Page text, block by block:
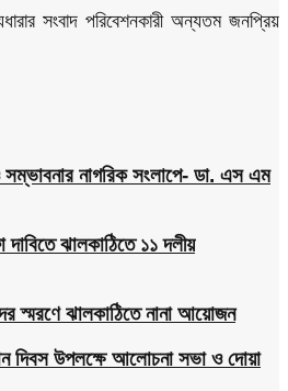
সংবাদ পরিবেশনকারী অন্যতম জনপ্রিয়
নাগরিক সংলাপে- ডা. এস এম
ঝালকাঠিতে ১১ দলীয়
স্মরণে ঝালকাঠিতে নানা আয়োজন
দিবস উপলক্ষে আলোচনা সভা ও দোয়া